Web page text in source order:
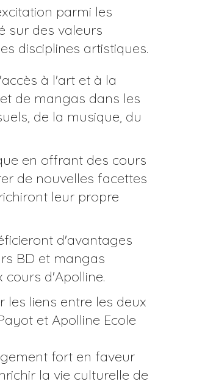
parmi les
sur des valeurs
disciplines artistiques.
à l'art et à la
de mangas dans les
de la musique, du
en offrant des cours
de nouvelles facettes
leur propre
d'avantages
BD et mangas
d'Apolline.
les liens entre les deux
et Apolline Ecole
fort en faveur
la vie culturelle de